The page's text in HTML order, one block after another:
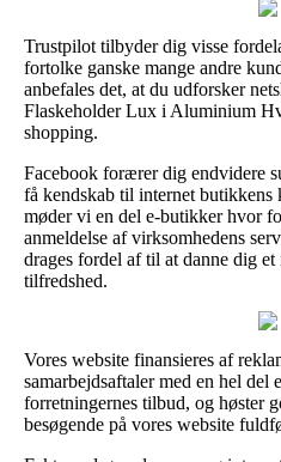
Trustpilot tilbyder dig visse
fortolke ganske mange andre
anbefales det, at du udforsker
Flaskeholder Lux i Aluminium
shopping.
Facebook forærer dig endvidere
få kendskab til internet butikkens
møder vi en del e-butikker hvor
anmeldelse af virksomhedens
drages fordel af til at danne dig
tilfredshed.
Vores website finansieres af
samarbejdsaftaler med en hel
forretningernes tilbud, og høster
besøgende på vores website